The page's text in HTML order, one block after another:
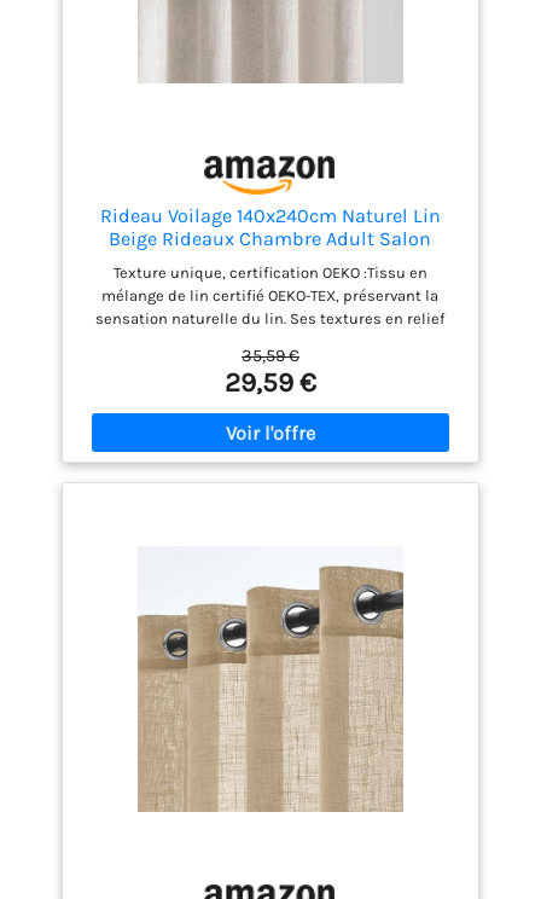
Rideau Voilage 140x240cm Naturel Lin
Beige Rideaux Chambre Adult Salon
Moderne Translucides et Draperies
Intérieurs à Oeillets Décorati Dressing
Cuisine Porte Boheme 2pcs
Texture unique, certification OEKO :Tissu en
mélange de lin certifié OEKO-TEX, préservant la
sensation naturelle du lin. Ses textures en relief
nuances. Lumière sans vis-à-vis :Filtre efficacement
la lumière forte, insufflant une clarté douce dans le
salon tout en bloquant le regard de l'extérieur.
Choisir un rideau en lin couleur nature, ce n'est pas
seulement opter pour une décoration, c'est adopter
un art de vivre, proche de la nature et authentique.
Entretien facile :Un dépoussiérage régulier par
tapotement léger suffit. Lavage à l'eau froide,
séchage par suspension et repassage à basse
température pour les rideaux en lin.
35,59 €
29,59 €